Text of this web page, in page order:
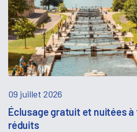
09 juillet 2026
Éclusage gratuit et nuitées à
réduits